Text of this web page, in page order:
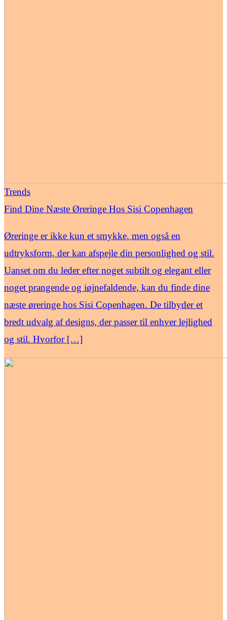
Trends
Find Dine Næste Øreringe Hos Sisi Copenhagen
Øreringe er ikke kun et smykke, men også en
udtryksform, der kan afspejle din personlighed og stil.
Uanset om du leder efter noget subtilt og elegant eller
noget prangende og iøjnefaldende, kan du finde dine
næste øreringe hos Sisi Copenhagen. De tilbyder et
bredt udvalg af designs, der passer til enhver lejlighed
og stil. Hvorfor […]